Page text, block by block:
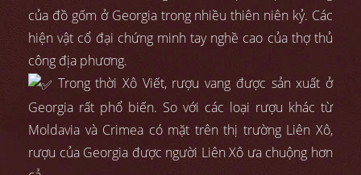
của đồ gốm ở Georgia trong nhiều thiên niên kỷ. Các
hiện vật cổ đại chứng minh tay nghề cao của thợ thủ
công địa phương.
Trong thời Xô Viết, rượu vang được sản xuất ở
Georgia rất phổ biến. So với các loại rượu khác từ
Moldavia và Crimea có mặt trên thị trường Liên Xô,
rượu của Georgia được người Liên Xô ưa chuộng hơn